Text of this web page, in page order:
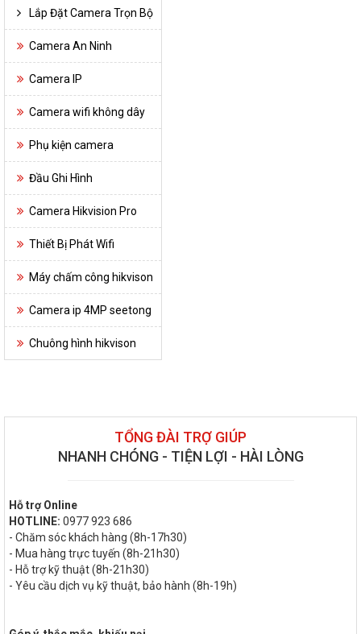
Lắp Đặt Camera Trọn Bộ
Camera An Ninh
Camera IP
Camera wifi không dây
Phụ kiện camera
Đầu Ghi Hình
Camera Hikvision Pro
Thiết Bị Phát Wifi
Máy chấm công hikvison
Camera ip 4MP seetong
Chuông hình hikvison
TỔNG ĐÀI TRỢ GIÚP
NHANH CHÓNG - TIỆN LỢI - HÀI LÒNG
Hỗ trợ Online
HOTLINE: 0977 923 686
- Chăm sóc khách hàng (8h-17h30)
- Mua hàng trực tuyến (8h-21h30)
- Hỗ trợ kỹ thuật (8h-21h30)
- Yêu cầu dịch vụ kỹ thuật, bảo hành (8h-19h)